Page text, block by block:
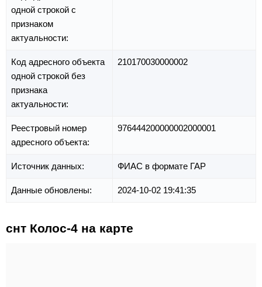
одной строкой с
признаком
актуальности:
Код адресного объекта
одной строкой без
признака
актуальности:
210170030000002
Реестровый номер
адресного объекта:
976444200000002000001
Источник данных: ФИАС в формате ГАР
Данные обновлены: 2024-10-02 19:41:35
снт Колос-4 на карте